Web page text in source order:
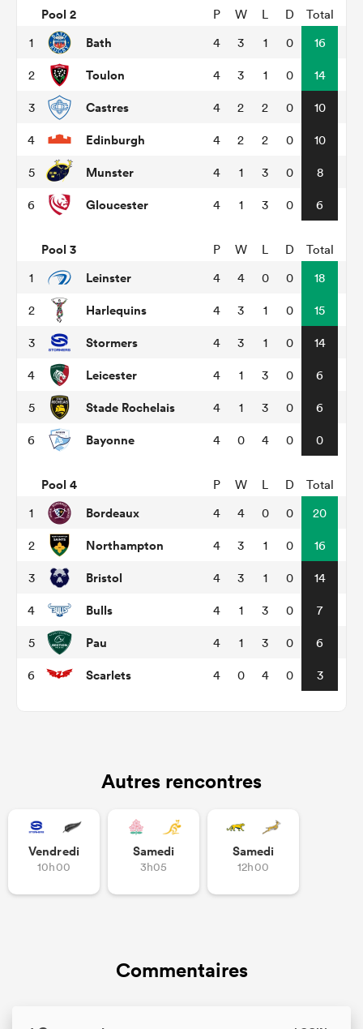
Pool 2 P W L D
Total
1
Bath 4 3 1 0 16
2 Toulon 4 3 1 0 14
3 Castres 4 2 2 0 10
4 Edinburgh 4 2 2 0 10
5 Munster 4 1 3 0 8
6 Gloucester 4 1 3 0 6
Pool 3 P W L D
Total
1
Leinster 4 4 0 0 18
2 Harlequins 4 3 1 0 15
3 Stormers 4 3 1 0 14
4 Leicester 4 1 3 0 6
5 Stade Rochelais 4 1 3 0 6
6 Bayonne 4 0 4 0 0
Pool 4 P W L D
Total
1
Bordeaux 4 4 0 0 20
2 Northampton 4 3 1 0 16
3 Bristol 4 3 1 0 14
4 Bulls 4 1 3 0 7
5 Pau 4 1 3 0 6
6 Scarlets 4 0 4 0 3
Autres rencontres
Vendredi
10h00
Samedi
3h05
Samedi
12h00
Commentaires